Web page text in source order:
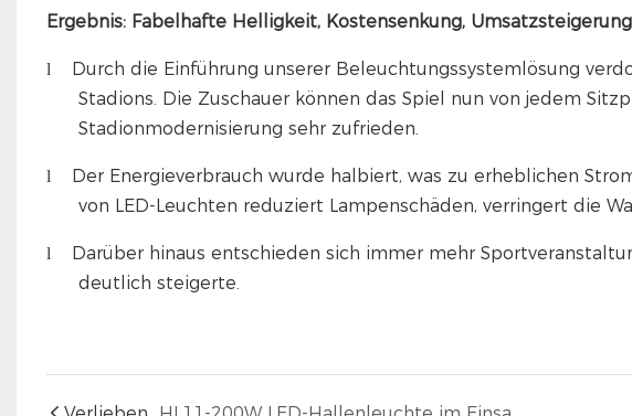
Ergebnis: Fabelhafte Helligkeit, Kostensenkung, Umsatzsteigerung
l
Durch die Einführung unserer Beleuchtungssystemlösung
Stadions. Die Zuschauer können das Spiel nun von jedem
Stadionmodernisierung sehr zufrieden.
l
Der Energieverbrauch wurde halbiert, was zu erheblichen
von LED-Leuchten reduziert Lampenschäden, verringert die
l
Darüber hinaus entschieden sich immer mehr
deutlich steigerte.